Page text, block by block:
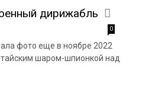
дирижабль
0
фото еще в ноябре 2022
шаром-шпионкой над